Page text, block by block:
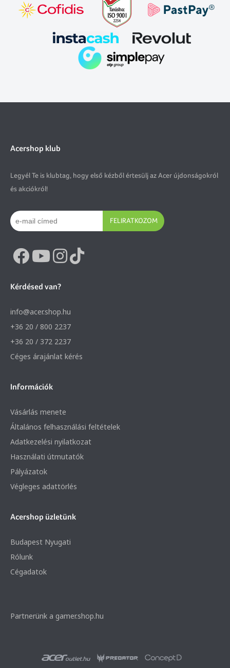
Acershop klub
Legyél Te is klubtag, hogy első kézből értesülj az Acer újdonságokról
és akciókról!
FELIRATKOZOM
Kérdésed van?
info@acer.shop.hu
+36 20 / 800 2237
+36 20 / 372 2237
Céges árajánlat kérés
Információk
Vásárlás menete
Általános felhasználási feltételek
Adatkezelési nyilatkozat
Használati útmutatók
Pályázatok
Végleges adattörlés
Acershop üzletünk
Budapest Nyugati
Rólunk
Cégadatok
Partnerünk a gamer.shop.hu